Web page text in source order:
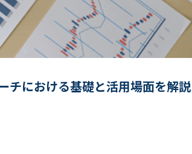
チにおける基礎と活用場面を解説